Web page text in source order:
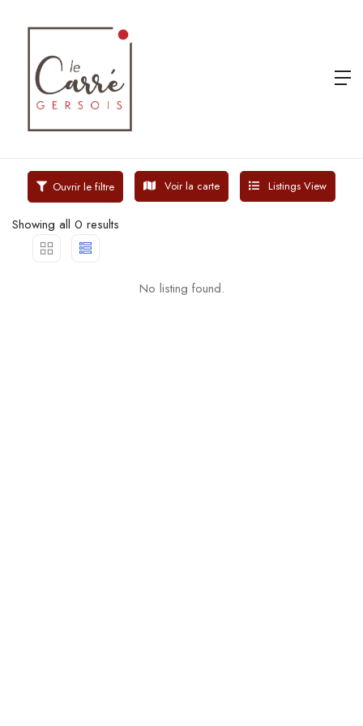
Ouvrir le filtre Voir la carte Listings View
Showing all 0 results
No listing found.